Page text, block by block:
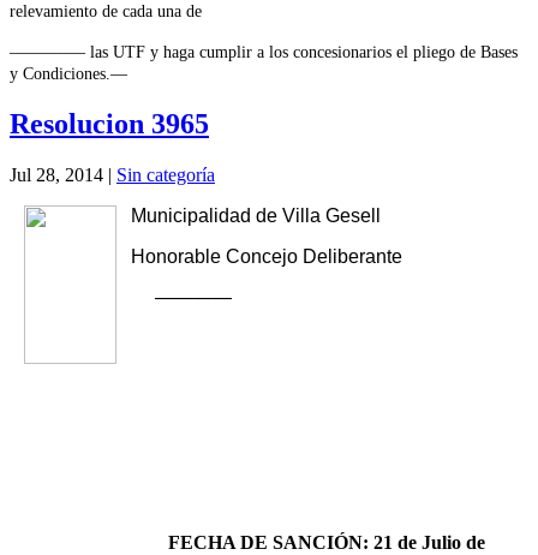
relevamiento de cada una de
————– las UTF y haga cumplir a los concesionarios el pliego de Bases
y Condiciones.—
Resolucion 3965
Jul 28, 2014 | Sin categoría
Municipalidad de Villa Gesell
Honorable Concejo Deliberante
————
FECHA DE SANCIÓN: 21 de Julio de